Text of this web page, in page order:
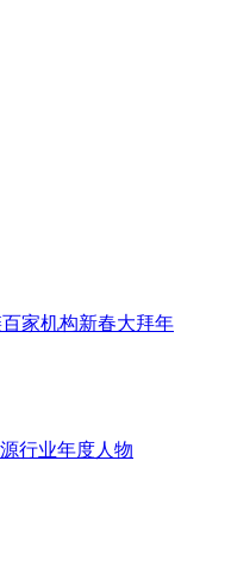
家机构新春大拜年
行业年度人物